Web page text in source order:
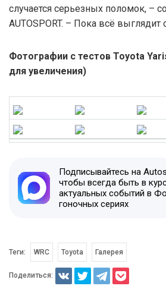
случается серьезных поломок, –
AUTOSPORT. – Пока всё выглядит
Фотографии с тестов Toyota
для увеличения)
Подписывайтесь на
чтобы всегда быть в
актуальных событий в
гоночных сериях
Теги: WRC Toyota Галерея
Поделиться: